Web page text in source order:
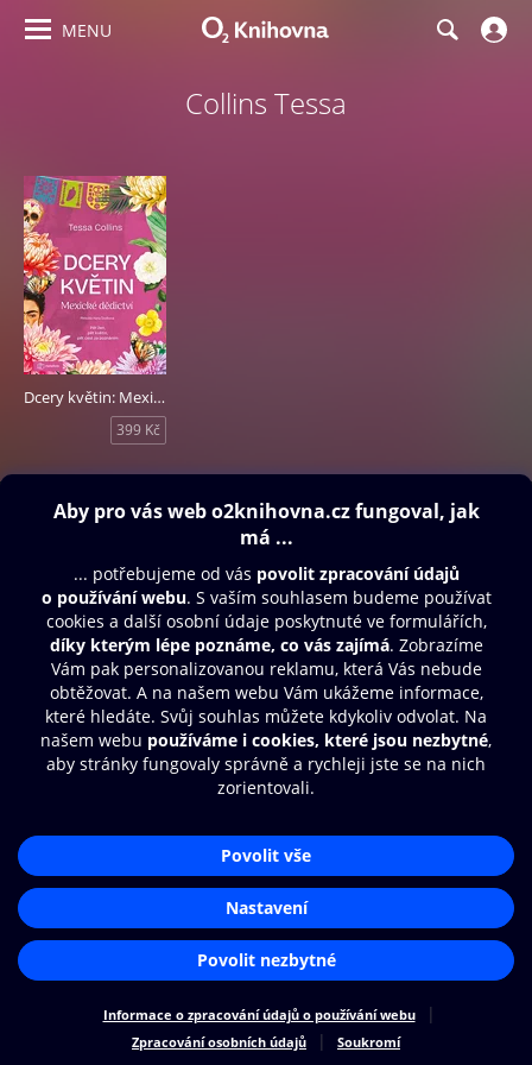
MENU
Collins Tessa
Dcery květin: Mexické dědictví
399 Kč
Obsah ke stažení
Další zábava
© O2 Czech Republic a.s.
Nákupní řád
Přístupnost
Cookies
Nastavení cookies
Aplikace O2 Knihovna
Čti a poslouchej své e-knihy a
audioknihy rychleji a pohodlněji.